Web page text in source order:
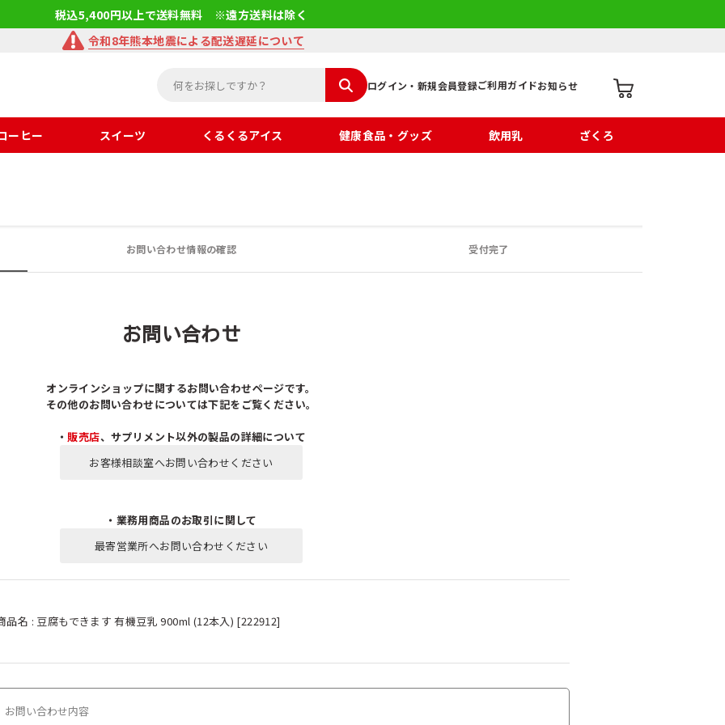
税込5,400円以上で送料無料 ※遠方送料は除く
令和8年熊本地震による配送遅延について
ログイン・新規会員登録
ーヒー スイーツ くるくるアイス 健康食品・グッズ 飲用乳 ざくろ
ご利用ガイドお知らせ
お問い合わせ情報の確認 受付完了
お問い合わせ
オンラインショップに関するお問い合わせページです。
その他のお問い合わせについては下記をご覧ください。
・販売店、サプリメント以外の製品の詳細について
お客様相談室へお問い合わせください
・業務用商品のお取引に関して
最寄営業所へお問い合わせください
品名 : 豆腐もできます 有機豆乳 900ml (12本入) [222912]